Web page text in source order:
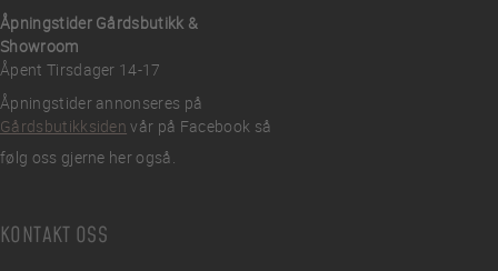
Åpningstider Gårdsbutikk &
Showroom
Åpent Tirsdager 14-17
Åpningstider annonseres på
Gårdsbutikksiden vår på Facebook så
følg oss gjerne her også.
KONTAKT OSS